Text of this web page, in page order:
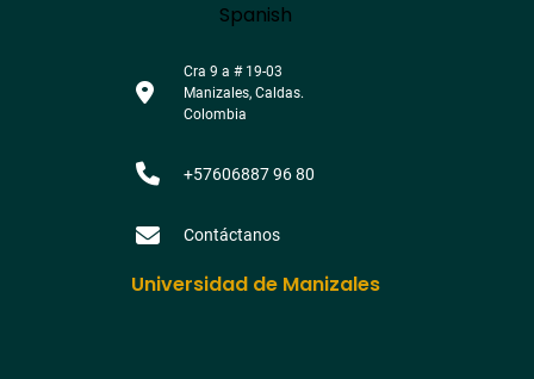
Language
Spanish
Cra 9 a # 19-03
Manizales, Caldas.
Colombia
+57606887 96 80
Contáctanos
Universidad de Manizales